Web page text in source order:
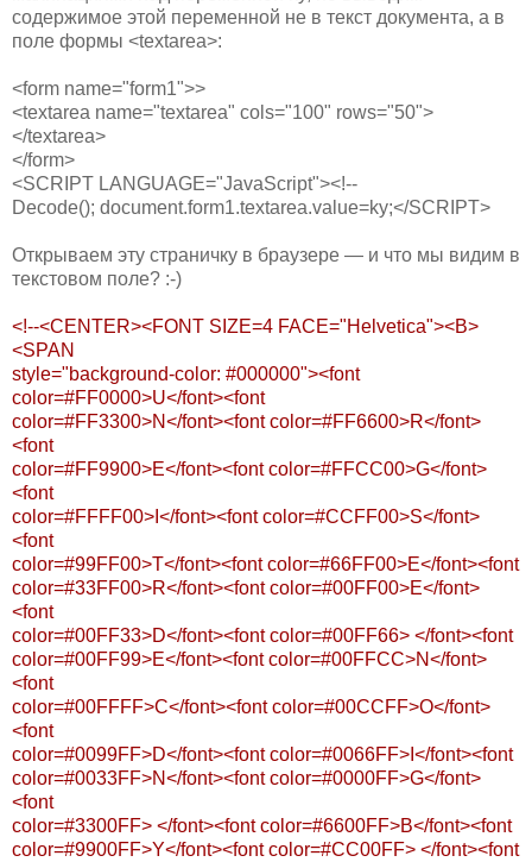
содержимое этой переменной не в текст документа, а в
поле формы <textarea>:
<form name="form1">>
<textarea name="textarea" cols="100" rows="50">
</textarea>
</form>
<SCRIPT LANGUAGE="JavaScript"><!--
Decode(); document.form1.textarea.value=ky;</SCRIPT>
Открываем эту страничку в браузере — и что мы видим в
текстовом поле? :-)
<!--<CENTER><FONT SIZE=4 FACE="Helvetica"><B>
<SPAN
style="background-color: #000000"><font
color=#FF0000>U</font><font
color=#FF3300>N</font><font color=#FF6600>R</font>
<font
color=#FF9900>E</font><font color=#FFCC00>G</font>
<font
color=#FFFF00>I</font><font color=#CCFF00>S</font>
<font
color=#99FF00>T</font><font color=#66FF00>E</font><font
color=#33FF00>R</font><font color=#00FF00>E</font>
<font
color=#00FF33>D</font><font color=#00FF66> </font><font
color=#00FF99>E</font><font color=#00FFCC>N</font>
<font
color=#00FFFF>C</font><font color=#00CCFF>O</font>
<font
color=#0099FF>D</font><font color=#0066FF>I</font><font
color=#0033FF>N</font><font color=#0000FF>G</font>
<font
color=#3300FF> </font><font color=#6600FF>B</font><font
color=#9900FF>Y</font><font color=#CC00FF> </font><font